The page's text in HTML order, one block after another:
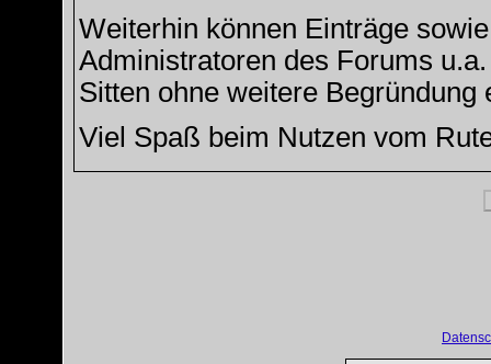
Weiterhin können Einträge
Administratoren des Forums
Sitten ohne weitere
Viel Spaß beim Nutzen vom